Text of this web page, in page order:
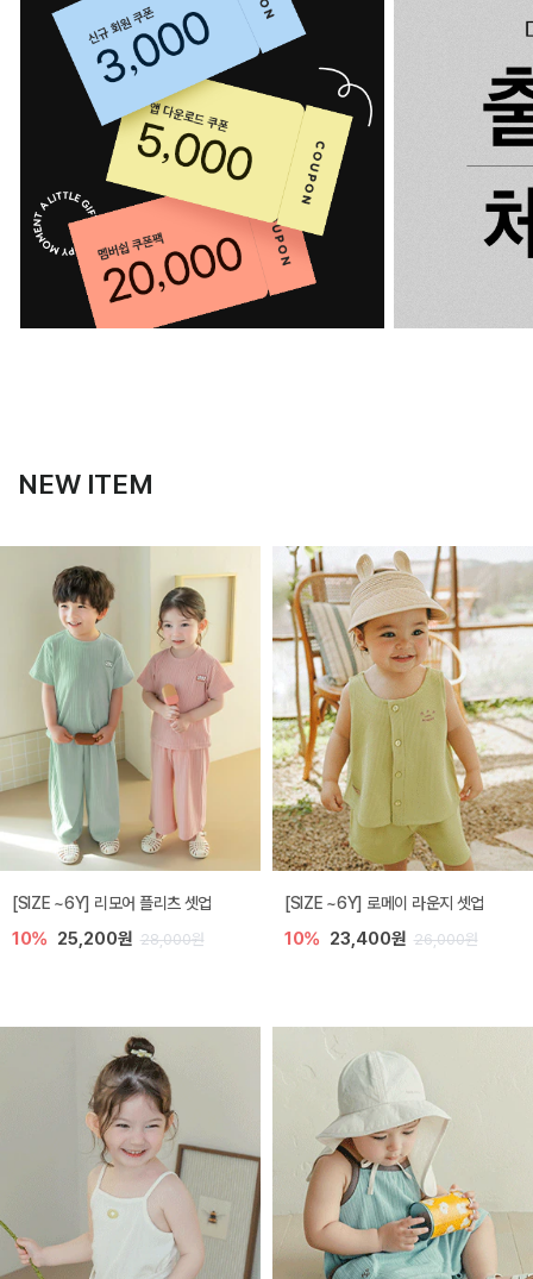
NEW ITEM
[SIZE ~6Y] 리모어 플리츠 셋업
10% 25,200원 28,000원
[SIZE ~6Y] 로메이 라운지 셋업
10% 23,400원 26,000원